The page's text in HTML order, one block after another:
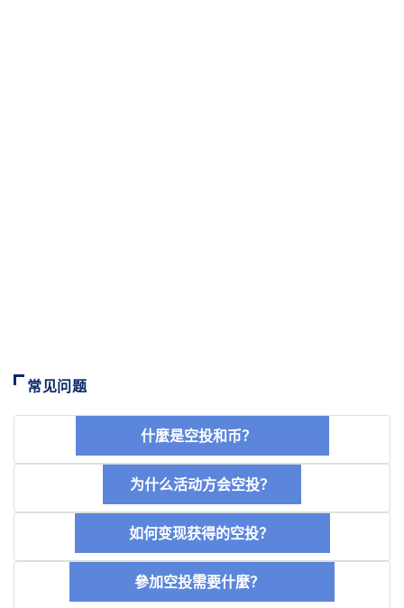
常见问题
什麼是空投和币？
为什么活动方会空投？
如何变现获得的空投？
參加空投需要什麼？